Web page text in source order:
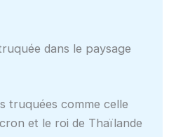
dans le paysage
truquées comme celle
et le roi de Thaïlande